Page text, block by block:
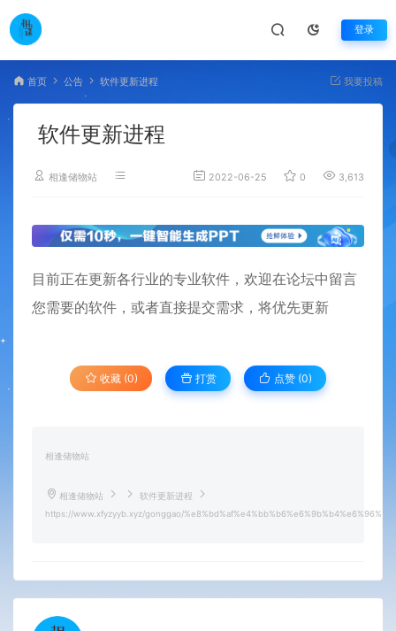
登录
首页 公告 软件更新进程 我要投稿
软件更新进程
相逢储物站 2022-06-25 0 3,613
目前正在更新各行业的专业软件，欢迎在论坛中留言
您需要的软件，或者直接提交需求，将优先更新
收藏 (0) 打赏 点赞 (0)
相逢储物站
相逢储物站
软件更新进程
https://www.xfyzyyb.xyz/gonggao/